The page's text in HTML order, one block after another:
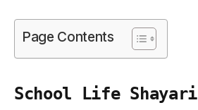
Page Contents
School Life Shayari